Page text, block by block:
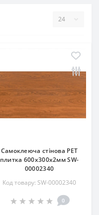
Самоклеюча стінова PET
плитка 600х300х2мм SW-
00002340
Код товару: SW-00002340
0